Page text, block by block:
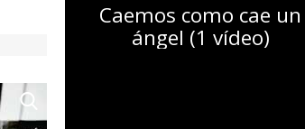
Caemos como cae un
ángel (1 vídeo)